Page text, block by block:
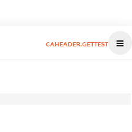
CAHEADER.GETTEST